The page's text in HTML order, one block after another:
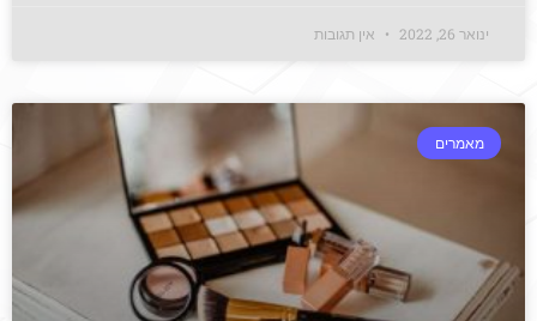
ינואר 26, 2022 אין תגובות
מאמרים